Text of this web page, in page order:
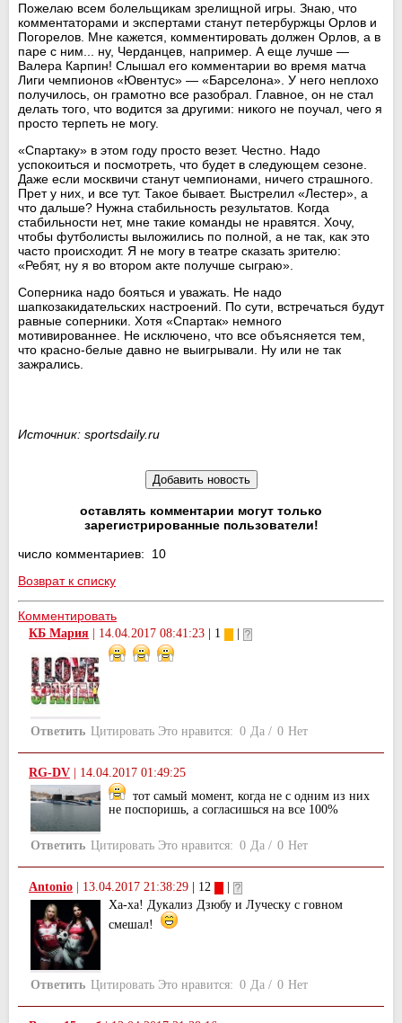
Пожелаю всем болельщикам зрелищной игры. Знаю, что
комментаторами и экспертами станут петербуржцы Орлов и
Погорелов. Мне кажется, комментировать должен Орлов, а в
паре с ним... ну, Черданцев, например. А еще лучше —
Валера Карпин! Слышал его комментарии во время матча
Лиги чемпионов «Ювентус» — «Барселона». У него неплохо
получилось, он грамотно все разобрал. Главное, он не стал
делать того, что водится за другими: никого не поучал, чего я
просто терпеть не могу.
«Спартаку» в этом году просто везет. Честно. Надо
успокоиться и посмотреть, что будет в следующем сезоне.
Даже если москвичи станут чемпионами, ничего страшного.
Прет у них, и все тут. Такое бывает. Выстрелил «Лестер», а
что дальше? Нужна стабильность результатов. Когда
стабильности нет, мне такие команды не нравятся. Хочу,
чтобы футболисты выложились по полной, а не так, как это
часто происходит. Я не могу в театре сказать зрителю:
«Ребят, ну я во втором акте получше сыграю».
Соперника надо бояться и уважать. Не надо
шапкозакидательских настроений. По сути, встречаться будут
равные соперники. Хотя «Спартак» немного
мотивированнее. Не исключено, что все объясняется тем,
что красно-белые давно не выигрывали. Ну или не так
зажрались.
Источник: sportsdaily.ru
оставлять комментарии могут только
зарегистрированные пользователи!
число комментариев: 10
Возврат к списку
Комментировать
КБ Мария 14.04.2017 08:41:23 | 1
Ответить Цитировать Это нравится: 0 Да / 0 Нет
RG-DV
14.04.2017 01:49:25
тот самый момент, когда не с одним из них
не поспоришь, а согласишься на все 100%
Ответить Цитировать Это нравится: 0 Да / 0 Нет
Antonio 13.04.2017 21:38:29 | 12
Ха-ха! Дукализ Дзюбу и Луческу с говном
смешал!
Ответить Цитировать Это нравится: 0 Да / 0 Нет